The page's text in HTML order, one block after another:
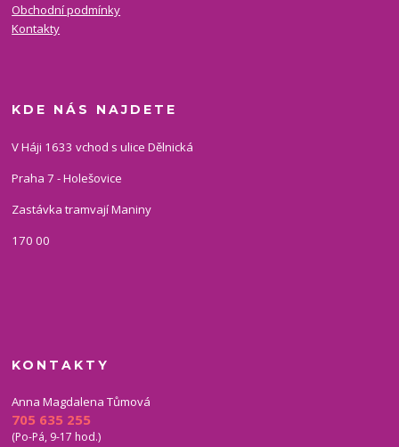
Obchodní podmínky
Kontakty
KDE NÁS NAJDETE
V Háji 1633 vchod s ulice Dělnická
Praha 7 - Holešovice
Zastávka tramvají Maniny
170 00
KONTAKTY
Anna Magdalena Tůmová
705 635 255
(Po-Pá, 9-17 hod.)